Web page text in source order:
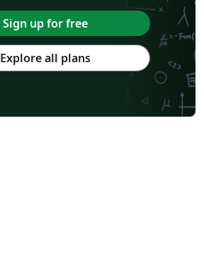
Sign up for free
Explore all plans